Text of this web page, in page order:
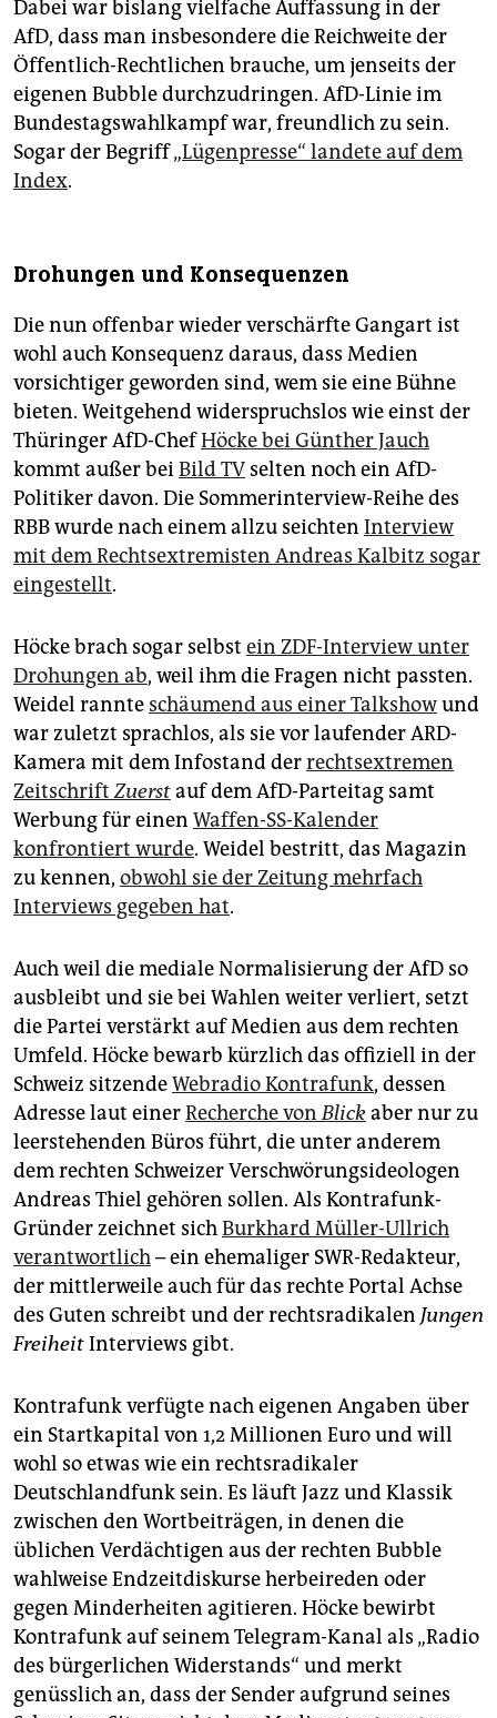
Dabei war bislang vielfache Auffassung in der
AfD, dass man insbesondere die Reichweite der
Öffentlich-Rechtlichen brauche, um jenseits der
eigenen Bubble durchzudringen. AfD-Linie im
Bundestagswahlkampf war, freundlich zu sein.
Sogar der Begriff „Lügenpresse“ landete auf dem
Index.
Drohungen und Konsequenzen
Die nun offenbar wieder verschärfte Gangart ist
wohl auch Konsequenz daraus, dass Medien
vorsichtiger geworden sind, wem sie eine Bühne
bieten. Weitgehend widerspruchslos wie einst der
Thüringer AfD-ChefHöcke bei Günther Jauch
kommt außer beiBild TV selten noch ein AfD-
Politiker davon. Die Sommerinterview-Reihe des
RBB wurde nach einem allzu seichten Interview
mit dem Rechtsextremisten Andre­as Kalbitz sogar
eingestellt.
Höcke brach sogar selbst ein ZDF-Interview unter
Drohungen ab, weil ihm die Fragen nicht passten.
Weidel rannte schäumend aus einer Talkshowund
war zuletzt sprachlos, als sie vor laufender ARD-
Kamera mit dem Infostand derrechtsextremen
ZeitschriftZuerstauf dem AfD-Parteitag samt
Werbung für einen Waffen-SS-Kalender
konfrontiert wurde. Weidel bestritt, das Magazin
zu kennen, obwohl sie der Zeitung mehrfach
Interviews gegeben hat.
Auch weil die mediale Normalisierung der AfD so
ausbleibt und sie bei Wahlen weiter verliert, setzt
die Partei verstärkt auf Medien aus dem rechten
Umfeld. Höcke bewarb kürzlich das offiziell in der
Schweiz sitzendeWebradio Kontrafunk, dessen
Adresse laut einerRecherche vonBlickaber nur zu
leerstehenden Büros führt, die unter anderem
dem rechten Schweizer Verschwörungsideologen
Andreas Thiel gehören sollen. Als Kontrafunk-
Gründer zeichnet sichBurkhard Müller-Ullrich
verantwortlich– ein ehemaliger SWR-Redakteur,
der mittlerweile auch für das rechte Portal Achse
des Guten schreibt und der rechtsradikalen Jungen
FreiheitInterviews gibt.
Kontrafunk verfügte nach eigenen Angaben über
ein Startkapital von 1,2 Millionen Euro und will
wohl so etwas wie ein rechtsradikaler
Deutschlandfunk sein. Es läuft Jazz und Klassik
zwischen den Wortbeiträgen, in denen die
üblichen Verdächtigen aus der rechten Bubble
wahlweise Endzeitdiskurse herbeireden oder
gegen Minderheiten agitieren. Höcke bewirbt
Kontrafunk auf seinem Telegram-Kanal als „Radio
des bürgerlichen Widerstands“ und merkt
genüsslich an, dass der Sender aufgrund seines